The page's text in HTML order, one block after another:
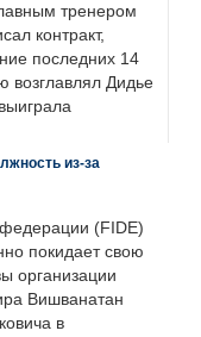
тренером
контракт,
последних 14
возглавлял Дидье
из-за
(FIDE)
покидает свою
организации
Вишванатан
в